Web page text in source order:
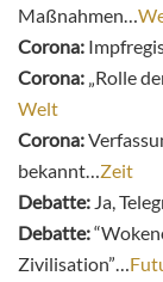
Maßnahmen…
Corona:
Corona: „Rolle
Welt
Corona:
bekannt…Zeit
Debatte: Ja,
Debatte:
Zivilisation”…